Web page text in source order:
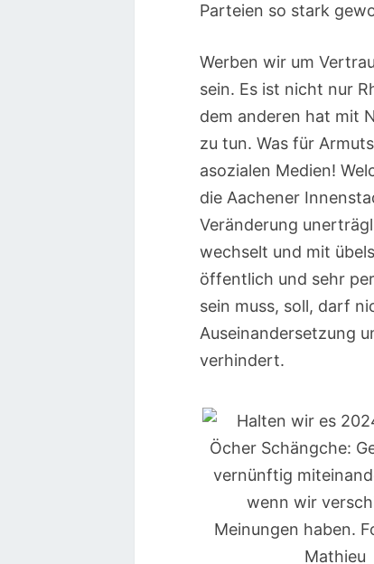
Parteien so stark
Werben wir um
sein. Es ist nicht nur
dem anderen hat mit
zu tun. Was für
asozialen Medien!
die Aachener
Veränderung
wechselt und mit
öffentlich und sehr
sein muss, soll, darf
Auseinandersetzung
verhindert.